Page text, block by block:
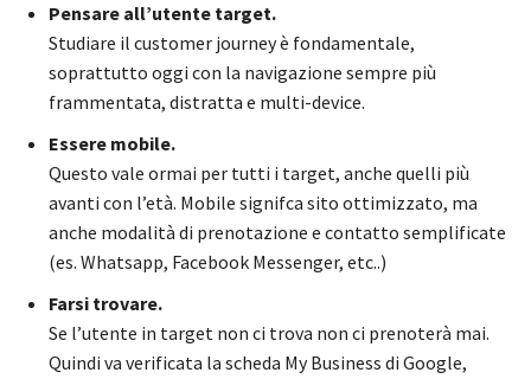
Pensare all’utente target.
Studiare il customer journey è fondamentale,
soprattutto oggi con la navigazione sempre più
frammentata, distratta e multi-device.
Essere mobile.
Questo vale ormai per tutti i target, anche quelli più
avanti con l’età. Mobile signifca sito ottimizzato, ma
anche modalità di prenotazione e contatto semplificate
(es. Whatsapp, Facebook Messenger, etc..)
Farsi trovare.
Se l’utente in target non ci trova non ci prenoterà mai.
Quindi va verificata la scheda My Business di Google,